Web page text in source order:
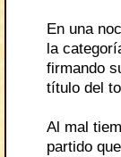
En una
la
firmando
título del
Al mal
partido